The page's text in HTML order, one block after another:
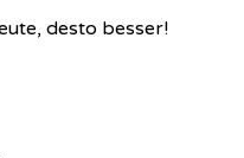
desto besser!